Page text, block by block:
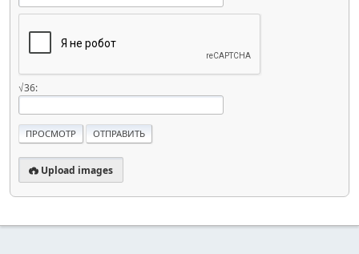
√36:
Upload images